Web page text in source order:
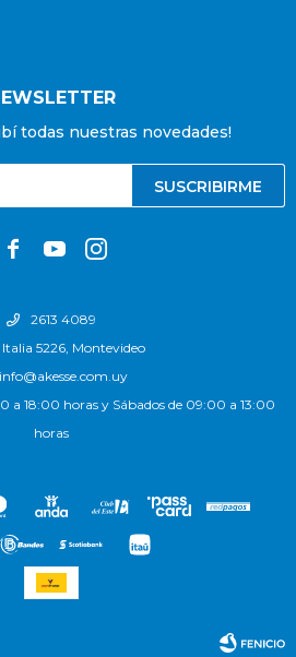
2613 4089
5226, Montevideo
info@akesse.com.uy
a 18:00 horas y Sábados de 09:00 a 13:00
horas
todas nuestras novedades!
SUSCRIBIRME
  